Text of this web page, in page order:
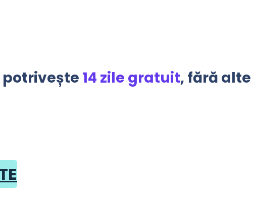
potrivește 14 zile gratuit, fără